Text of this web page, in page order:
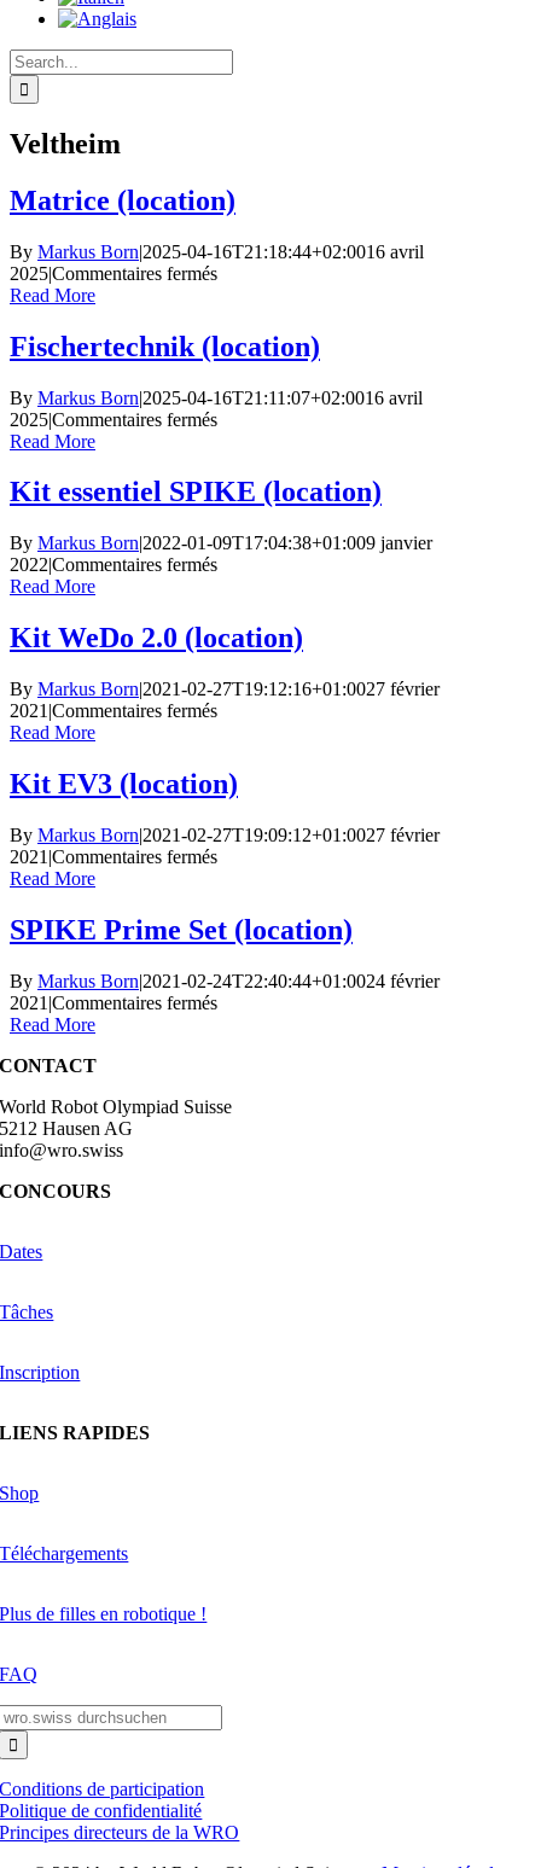
Search
for:
Veltheim
Matrice (location)
By Markus Born|2025-04-16T21:18:44+02:0016 avril
2025|Commentaires ferméssur
Read More
Fischertechnik (location)
By Markus Born|2025-04-16T21:11:07+02:0016 avril
2025|Commentaires ferméssur
Read More
Kit essentiel SPIKE (location)
By Markus Born|2022-01-09T17:04:38+01:009 janvier
2022|Commentaires ferméssur
SPIKE
(location)
Read More
Kit WeDo 2.0 (location)
By Markus Born|2021-02-27T19:12:16+01:0027 février
2021 |Commentaires ferméssur
2.0
(location)
Read More
Kit EV3 (location)
By Markus Born|2021-02-27T19:09:12+01:0027 février
2021 |Commentaires ferméssur
(location)
Read More
SPIKE Prime Set (location)
By Markus Born|2021-02-24T22:40:44+01:0024 février
2021 |Commentaires ferméssur
Read More
CONTACT
World Robot Olympiad Suisse
5212 Hausen AG
info@wro.swiss
CONCOURS
Dates
Tâches
Inscription
LIENS RAPIDES
Shop
Téléchargements
Plus de filles en robotique !
FAQ
Conditions de participation
Politique de confidentialité
Principes directeurs de la WRO